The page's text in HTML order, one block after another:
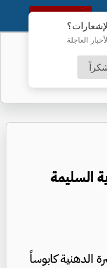
العاجلة
النسخة الكاملة
السليمة
الدهنية كابوساً